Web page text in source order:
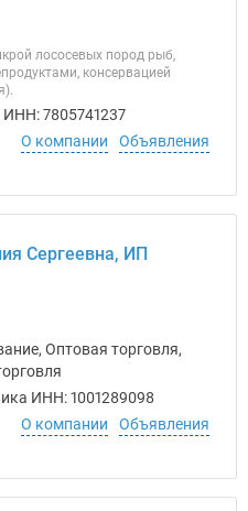
лососевых пород рыб,
консервацией
ИНН: 7805741237
О компании
Объявления
Сергеевна, ИП
Оптовая торговля,
ИНН: 1001289098
О компании
Объявления